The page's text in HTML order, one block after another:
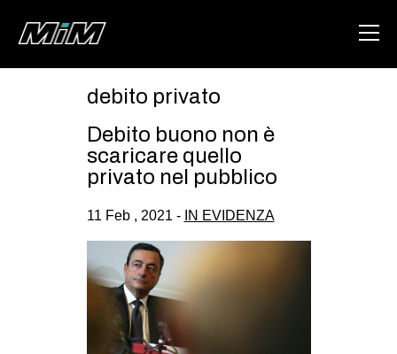
ABOUT
AREA
DEGENERAZIONE
GAZA FREESTYLE
CSOA LAMBRETTA
STUDENTI TSUNAMI
debito privato
Debito buono non è
scaricare quello
privato nel pubblico
11 Feb , 2021 - IN EVIDENZA